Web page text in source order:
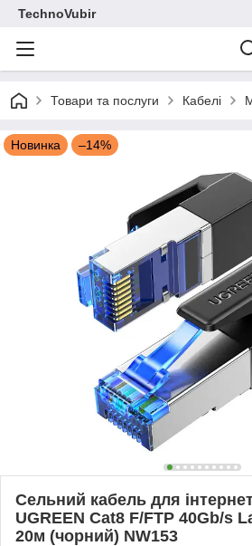
TechnoVubir
Товари та послуги Кабелі
Новинка –14%
Сельний кабель для
UGREEN Cat8 F/FTP 40Gb/s
20м (чорний) NW153